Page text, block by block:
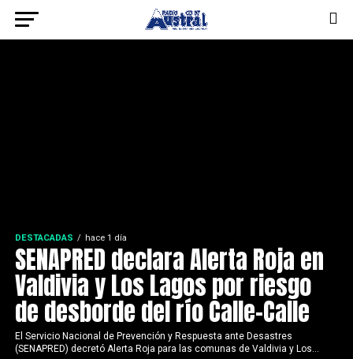
DESTACADAS hace 1 día
SENAPRED declara Alerta Roja en
Valdivia y Los Lagos por riesgo
de desborde del río Calle-Calle
El Servicio Nacional de Prevención y Respuesta ante Desastres
(SENAPRED) decretó Alerta Roja para las comunas de Valdivia y Los...